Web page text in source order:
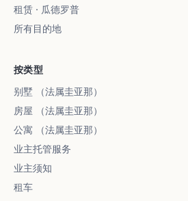
租赁 · 瓜德罗普
所有目的地
按类型
别墅 （法属圭亚那）
房屋 （法属圭亚那）
公寓 （法属圭亚那）
业主托管服务
业主须知
租车